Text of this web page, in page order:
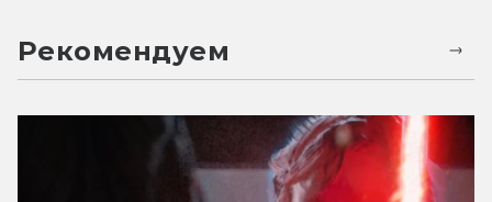
Рекомендуем